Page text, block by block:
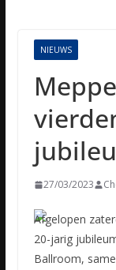
NIEUWS
27/03/2023
Afgelopen
20-jarig
Ballroom,